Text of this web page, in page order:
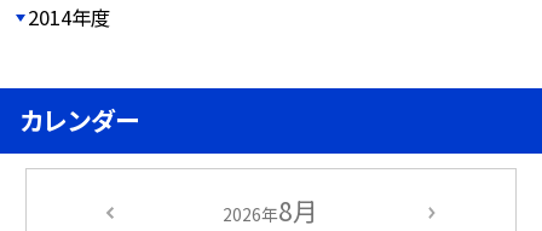
2014年度
カレンダー
2026年8月